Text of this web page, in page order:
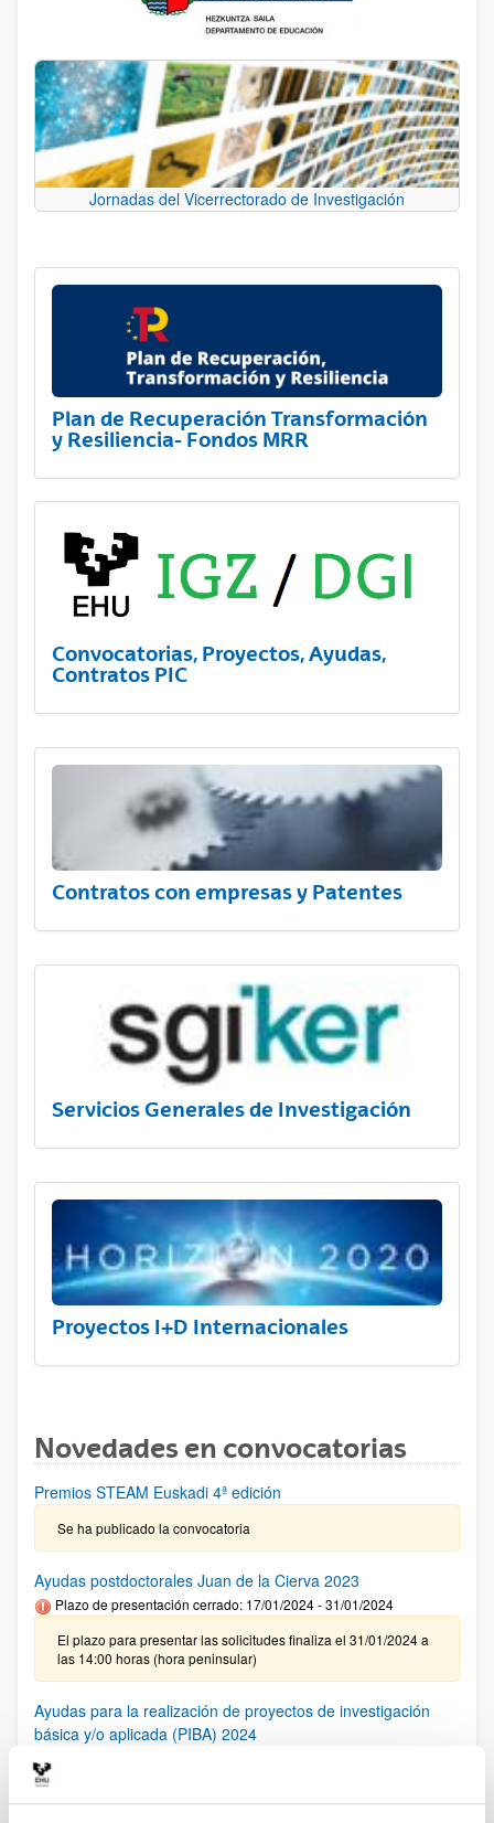
Jornadas del Vicerrectorado de Investigación
Plan de Recuperación Transformación
y Resiliencia- Fondos MRR
Convocatorias, Proyectos, Ayudas,
Contratos PIC
Contratos con empresas y Patentes
Servicios Generales de Investigación
Proyectos I+D Internacionales
Novedades en convocatorias
Premios STEAM Euskadi 4ª edición
Se ha publicado la convocatoria
Ayudas postdoctorales Juan de la Cierva 2023
Plazo de presentación cerrado: 17/01/2024 - 31/01/2024
El plazo para presentar las solicitudes finaliza el 31/01/2024 a
las 14:00 horas (hora peninsular)
Ayudas para la realización de proyectos de investigación
básica y/o aplicada (PIBA) 2024